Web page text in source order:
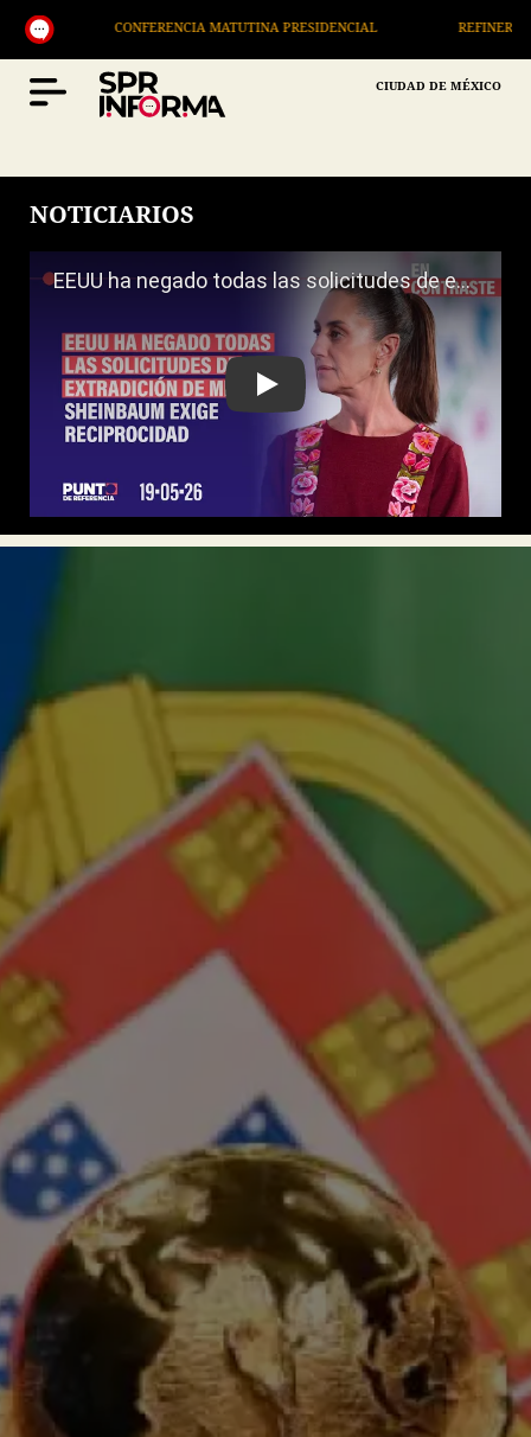
CONFERENCIA MATUTINA PRESIDENCIAL REFINERÍA DOS BOCAS
CIUDAD DE MÉXICO
NOTICIARIOS
Play